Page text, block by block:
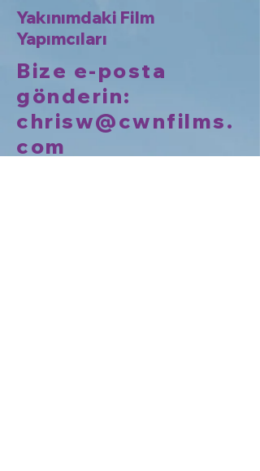
Yakınımdaki Film
Yapımcıları
Bize e-posta
gönderin:
chrisw@cwnfilms.
com